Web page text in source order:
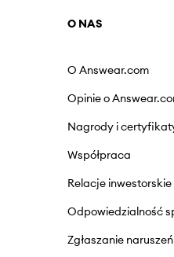
O NAS
O Answear.com
Opinie o
Nagrody i
Współpraca
Relacje inwestorskie
Odpowiedzialność
Zgłaszanie